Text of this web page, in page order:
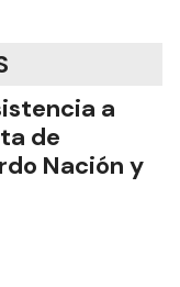
a
de
Nación y